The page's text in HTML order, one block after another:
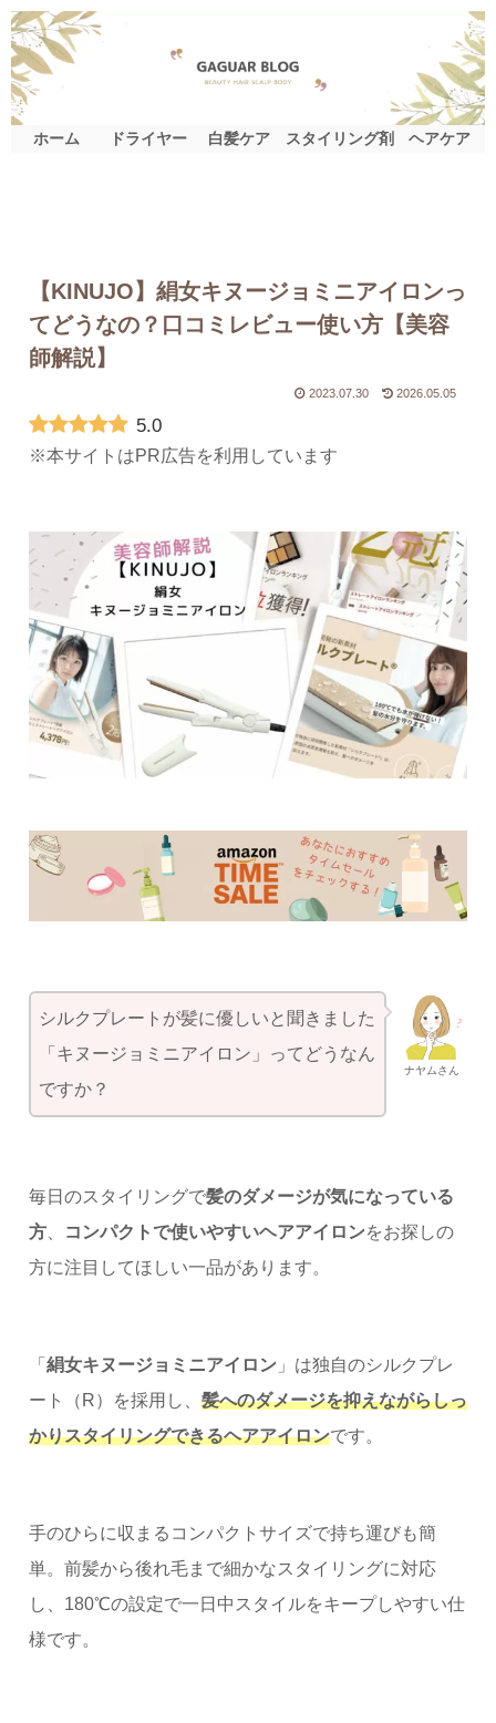
ホーム ドライヤー 白髪ケア スタイリング剤 ヘアケア
【KINUJO】絹女キヌージョミニアイロンっ
てどうなの？口コミレビュー使い方【美容
師解説】
2023.07.30 2026.05.05
5.0
※本サイトはPR広告を利用しています
ナヤムさん
シルクプレートが髪に優しいと聞きました
「キヌージョミニアイロン」ってどうなん
ですか？
毎日のスタイリングで髪のダメージが気になっている
方
コンパクトで使いやすいヘアアイロンをお探しの
方に注目してほしい一品があります。
「 絹女キヌージョミニアイロン 」は独自のシルクプレ
ート（R）を採用し、 髪へのダメージを抑えながらしっ
かりスタイリングできるヘアアイロンです。
手のひらに収まるコンパクトサイズで持ち運びも簡
単。前髪から後れ毛まで細かなスタイリングに対応
し、180℃の設定で一日中スタイルをキープしやすい仕
様です。